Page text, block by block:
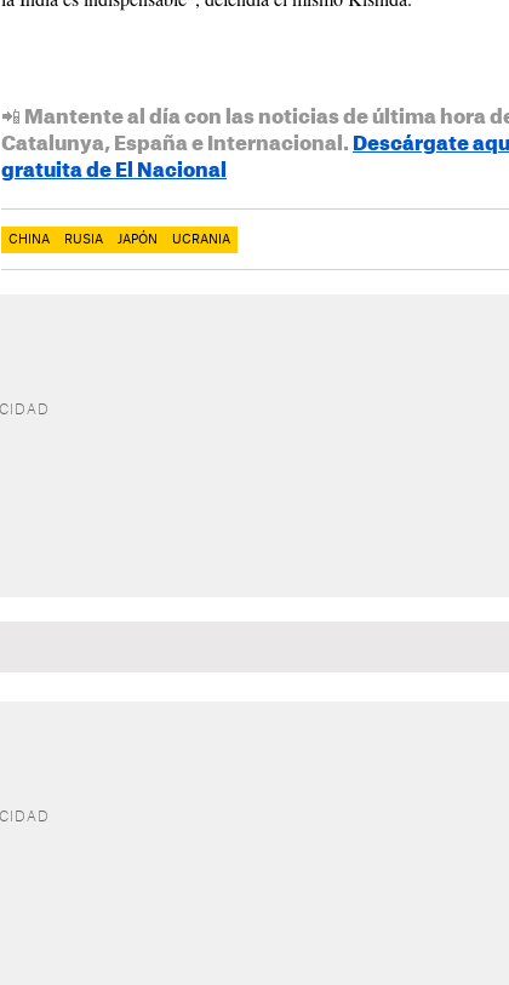
📲 Mantente al día con las noticias de última hora
Catalunya, España e Internacional. Descárgate
gratuita de El Nacional
CHINA RUSIA JAPÓN UCRANIA